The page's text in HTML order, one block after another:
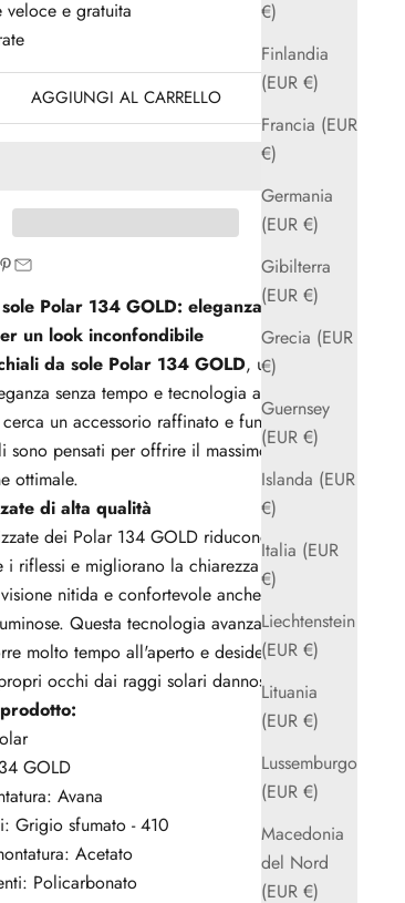
€)
Finlandia
(EUR €)
Francia (EUR
€)
Germania
(EUR €)
Gibilterra
(EUR €)
Grecia (EUR
€)
Guernsey
(EUR €)
Islanda (EUR
€)
Italia (EUR
€)
Liechtenstein
(EUR €)
Lituania
(EUR €)
Lussemburgo
(EUR €)
Macedonia
del Nord
(EUR €)
e gratuita
AGGIUNGI AL CARRELLO
Polar 134 GOLD: eleganza e
un look inconfondibile
da sole Polar 134 GOLD, un modello
senza tempo e tecnologia avanzata.
un accessorio raffinato e funzionale,
sono pensati per offrire il massimo comfort e
ottimale.
di alta qualità
dei Polar 134 GOLD riducono
i riflessi e migliorano la chiarezza visiva,
nitida e confortevole anche nelle
Questa tecnologia avanzata è ideale
molto tempo all'aperto e desidera
occhi dai raggi solari dannosi.
GOLD
Avana
Grigio sfumato - 410
Acetato
Policarbonato